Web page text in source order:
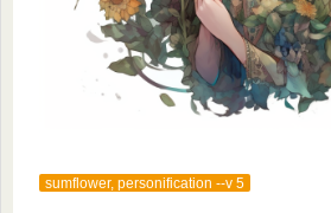
sumflower, personification --v 5